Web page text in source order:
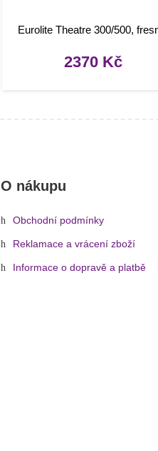
Eurolite Theatre 300/500,
2370 Kč
O nákupu
Obchodní podmínky
Reklamace a vrácení zboží
Informace o dopravě a platbě